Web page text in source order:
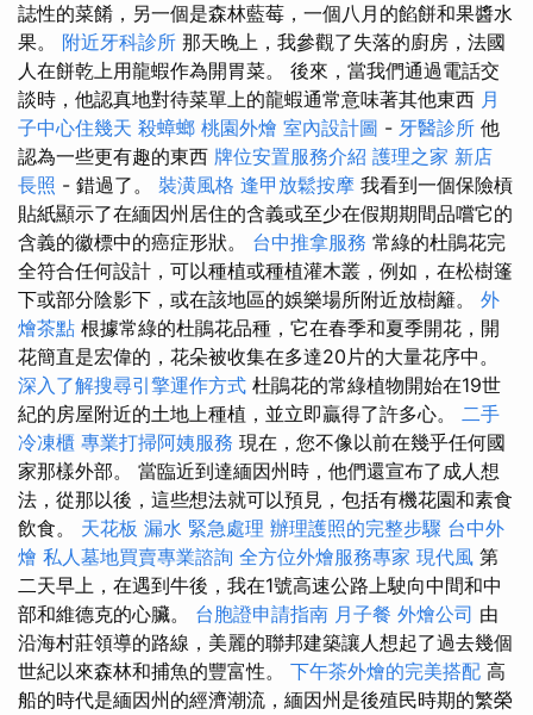
誌性的菜餚，另一個是森林藍莓，一個八月的餡餅和果醬水
果。 附近牙科診所 那天晚上，我參觀了失落的廚房，法國
人在餅乾上用龍蝦作為開胃菜。 後來，當我們通過電話交
談時，他認真地對待菜單上的龍蝦通常意味著其他東西 月
子中心住幾天 殺蟑螂 桃園外燴 室內設計圖 - 牙醫診所 他
認為一些更有趣的東西 牌位安置服務介紹 護理之家 新店
長照 - 錯過了。 裝潢風格 逢甲放鬆按摩 我看到一個保險槓
貼紙顯示了在緬因州居住的含義或至少在假期期間品嚐它的
含義的徽標中的癌症形狀。 台中推拿服務 常綠的杜鵑花完
全符合任何設計，可以種植或種植灌木叢，例如，在松樹篷
下或部分陰影下，或在該地區的娛樂場所附近放樹籬。 外
燴茶點 根據常綠的杜鵑花品種，它在春季和夏季開花，開
花簡直是宏偉的，花朵被收集在多達20片的大量花序中。
深入了解搜尋引擎運作方式 杜鵑花的常綠植物開始在19世
紀的房屋附近的土地上種植，並立即贏得了許多心。 二手
冷凍櫃 專業打掃阿姨服務 現在，您不像以前在幾乎任何國
家那樣外部。 當臨近到達緬因州時，他們還宣布了成人想
法，從那以後，這些想法就可以預見，包括有機花園和素食
飲食。 天花板 漏水 緊急處理 辦理護照的完整步驟 台中外
燴 私人墓地買賣專業諮詢 全方位外燴服務專家 現代風 第
二天早上，在遇到牛後，我在1號高速公路上駛向中間和中
部和維德克的心臟。 台胞證申請指南 月子餐 外燴公司 由
沿海村莊領導的路線，美麗的聯邦建築讓人想起了過去幾個
世紀以來森林和捕魚的豐富性。 下午茶外燴的完美搭配 高
船的時代是緬因州的經濟潮流，緬因州是後殖民時期的繁榮